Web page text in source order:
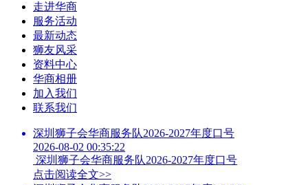
走进华商
服务活动
最新动态
狮友风采
资料中心
华商相册
加入我们
联系我们
深圳狮子会华商服务队2026-2027年度口号
2026-08-02 00:35:22
深圳狮子会华商服务队2026-2027年度口号
点击阅读全文>>